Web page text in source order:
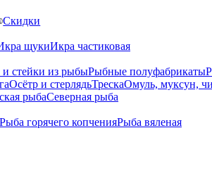
Скидки
щукиИкра частиковая
стейки из рыбыРыбные полуфабрикаты
Осётр и стерлядьТрескаОмуль, муксун,
рыбаСеверная рыба
Рыба горячего копченияРыба вяленая